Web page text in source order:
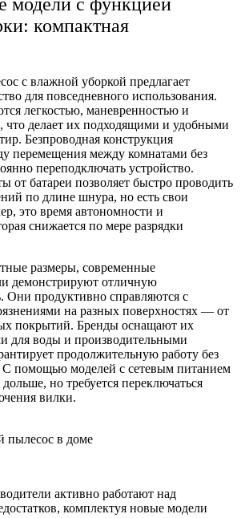
компактная
с влажной уборкой предлагает
для повседневного использования.
легкостью, маневренностью и
что делает их подходящими и удобными
Безпроводная конструкция
перемещения между комнатами без
переподключать устройство.
от батареи позволяет быстро проводить
по длине шнура, но есть свои
это время автономности и
снижается по мере разрядки
размеры, современные
демонстрируют отличную
Они продуктивно справляются с
на разных поверхностях — от
покрытий. Бренды оснащают их
для воды и производительными
продолжительную работу без
С помощью моделей с сетевым питанием
но требуется переключаться
вилки.
активно работают над
комплектуя новые модели